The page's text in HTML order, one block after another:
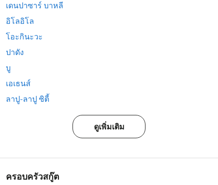
เดนปาซาร์ บาหลี
อิโลอิโล
โอะกินะวะ
ปาดัง
บู
เอเธนส์
ลาปู-ลาปู ซิตี้
ดูเพิ่มเติม
ครอบครัวสกู๊ต